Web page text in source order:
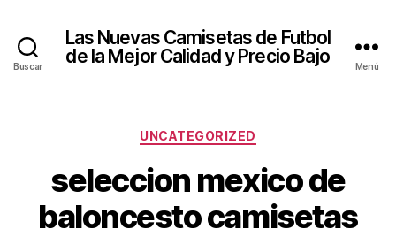
Buscar
Las Nuevas Camisetas de Futbol
de la Mejor Calidad y Precio Bajo
Menú
Categorías
UNCATEGORIZED
seleccion mexico de
baloncesto camisetas